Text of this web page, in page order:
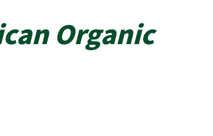
Organic